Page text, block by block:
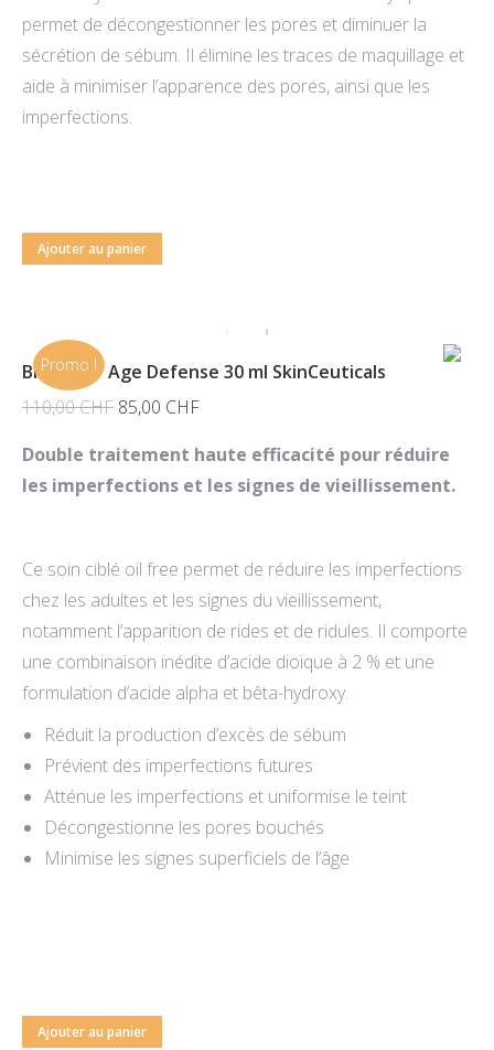
permet de décongestionner les pores et diminuer la
sécrétion de sébum. Il élimine les traces de maquillage et
aide à minimiser l’apparence des pores, ainsi que les
imperfections.
Ajouter au panier
Promo !
Blemish + Age Defense 30 ml SkinCeuticals
110,00CHF Le
initial
était :
85,00 CHFLe
actuel
est :
Double traitement haute efficacité pour réduire
les imperfections et les signes de vieillissement.
Ce soin ciblé oil free permet de réduire les imperfections
chez les adultes et les signes du vieillissement,
notamment l’apparition de rides et de ridules. Il comporte
une combinaison inédite d’acide dioïque à 2 % et une
formulation d’acide alpha et bêta-hydroxy.
Réduit la production d’excès de sébum
Prévient des imperfections futures
Atténue les imperfections et uniformise le teint
Décongestionne les pores bouchés
Minimise les signes superficiels de l’âge
Ajouter au panier